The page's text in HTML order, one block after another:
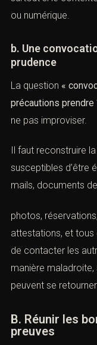
Lorsque la
dossier peut
surgir. Une
comprise peut
pourquoi mêmeun
sérieusement son
b. Une
avec prudence
précautions prendre
ne pas improviser.
Il faut reconstruire
susceptibles d’être
photos,